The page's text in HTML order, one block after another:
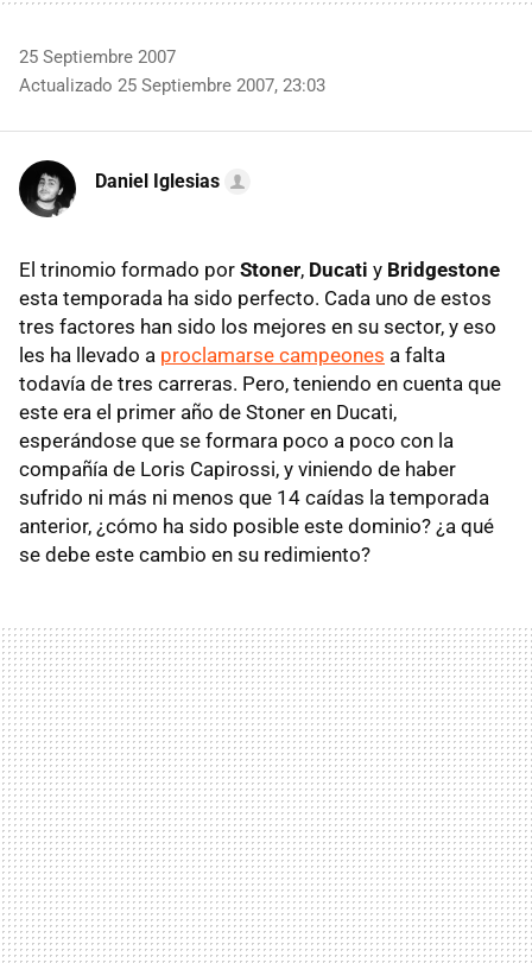
25 Septiembre 2007
Actualizado 25 Septiembre 2007, 23:03
Daniel Iglesias
El trinomio formado por Stoner, Ducati y Bridgestone
esta temporada ha sido perfecto. Cada uno de estos
tres factores han sido los mejores en su sector, y eso
les ha llevado a proclamarse campeones a falta
todavía de tres carreras. Pero, teniendo en cuenta que
este era el primer año de Stoner en Ducati,
esperándose que se formara poco a poco con la
compañía de Loris Capirossi, y viniendo de haber
sufrido ni más ni menos que 14 caídas la temporada
anterior, ¿cómo ha sido posible este dominio? ¿a qué
se debe este cambio en su redimiento?